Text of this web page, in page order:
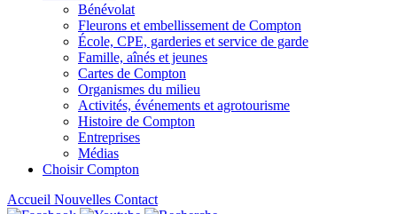
Bénévolat
Fleurons et embellissement de Compton
École, CPE, garderies et service de garde
Famille, aînés et jeunes
Cartes de Compton
Organismes du milieu
Activités, événements et agrotourisme
Histoire de Compton
Entreprises
Médias
Choisir Compton
Accueil Nouvelles Contact